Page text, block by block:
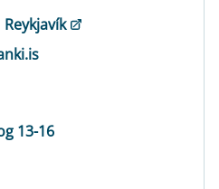
13-16